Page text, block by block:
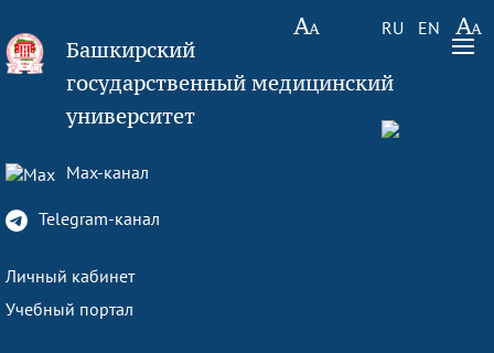
RU EN
Башкирский
государственный медицинский
университет
Max-канал
Telegram-канал
Личный кабинет
Учебный портал